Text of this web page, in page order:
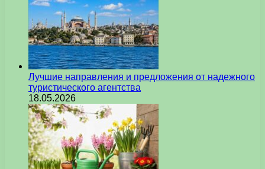
Лучшие направления и предложения от надежного
туристического агентства
18.05.2026